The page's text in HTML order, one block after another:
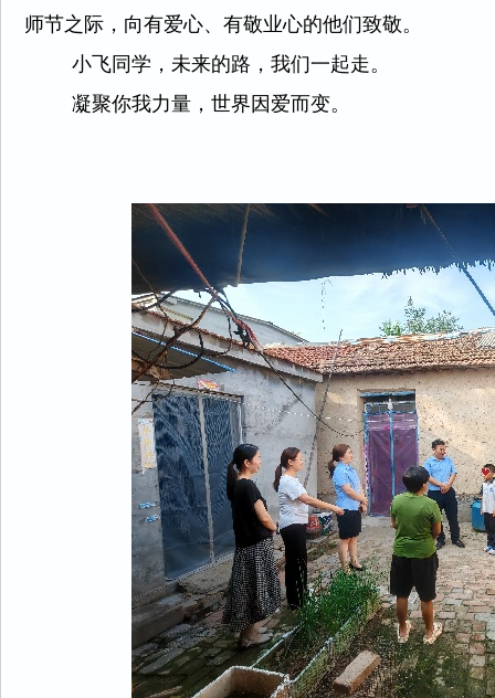
师节之际，向有爱心、有敬业心的他们致敬。
小飞同学，未来的路，我们一起走。
凝聚你我力量，世界因爱而变。